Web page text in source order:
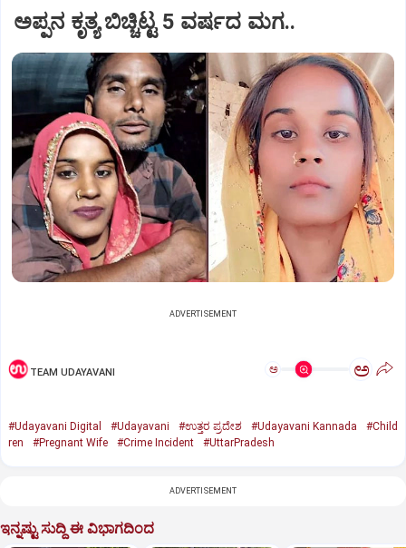
ಅಪ್ಪನ ಕೃತ್ಯ ಬಿಚ್ಚಿಟ್ಟ 5 ವರ್ಷದ ಮಗ..
ADVERTISEMENT
TEAM UDAYAVANI ಅ ಅ
#Udayavani Digital #Udayavani #ಉತ್ತರ ಪ್ರದೇಶ #Udayavani Kannada
#Child
ren
#Pregnant Wife #Crime Incident #UttarPradesh
ADVERTISEMENT
ಇನ್ನಷ್ಟು ಸುದ್ದಿ ಈ ವಿಭಾಗದಿಂದ